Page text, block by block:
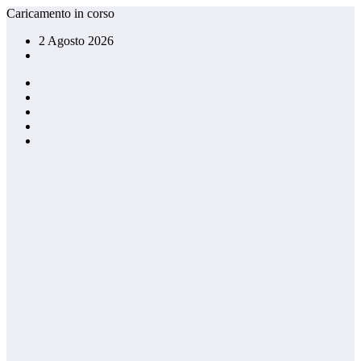
Vai
contenuto
Caricamento in corso
2 Agosto 2026